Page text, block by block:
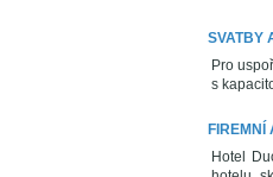
SVATBY
Pro
s
FIREMNÍ
Hotel